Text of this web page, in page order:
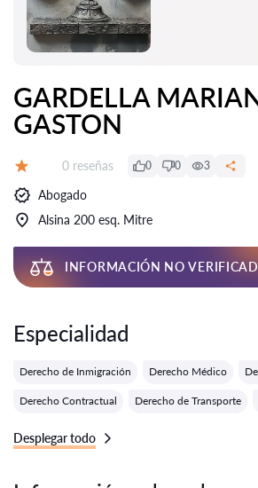
GARDELLA
GASTON
Número de reseñas:
0 reseñas 0 0 3
Abogado
Alsina 200 esq. Mitre
INFORMACIÓN NO
Especialidad
Derecho de Inmigración Derecho Médico
Derecho Contractual Derecho de Transporte
Desplegar todo